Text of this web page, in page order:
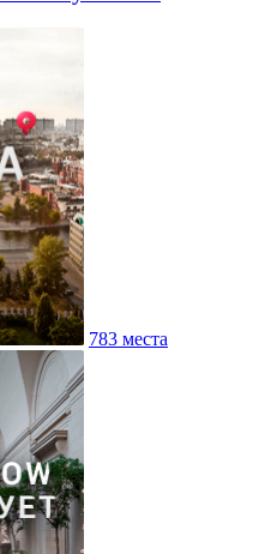
783 места